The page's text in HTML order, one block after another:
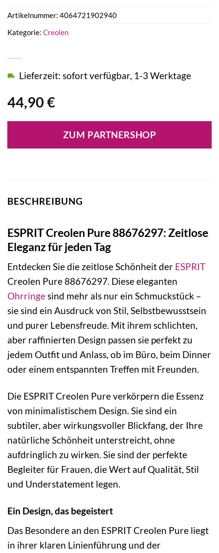
44,90 €
Lieferzeit: sofort verfügbar, 1-3 Werktage
ZUM PARTNERSHOP
Artikelnummer: 4064721902940
Kategorie: Creolen
BESCHREIBUNG
ESPRIT Creolen Pure 88676297: Zeitlose
Eleganz für jeden Tag
Entdecken Sie die zeitlose Schönheit der ESPRIT
Creolen Pure 88676297. Diese eleganten
Ohrringesind mehr als nur ein Schmuckstück –
sie sind ein Ausdruck von Stil, Selbstbewusstsein
und purer Lebensfreude. Mit ihrem schlichten,
aber raffinierten Design passen sie perfekt zu
jedem Outfit und Anlass, ob im Büro, beim Dinner
oder einem entspannten Treffen mit Freunden.
Die ESPRIT Creolen Pure verkörpern die Essenz
von minimalistischem Design. Sie sind ein
subtiler, aber wirkungsvoller Blickfang, der Ihre
natürliche Schönheit unterstreicht, ohne
aufdringlich zu wirken. Sie sind der perfekte
Begleiter für Frauen, die Wert auf Qualität, Stil
und Understatement legen.
Ein Design, das begeistert
Das Besondere an den ESPRIT Creolen Pure liegt
in ihrer klaren Linienführung und der